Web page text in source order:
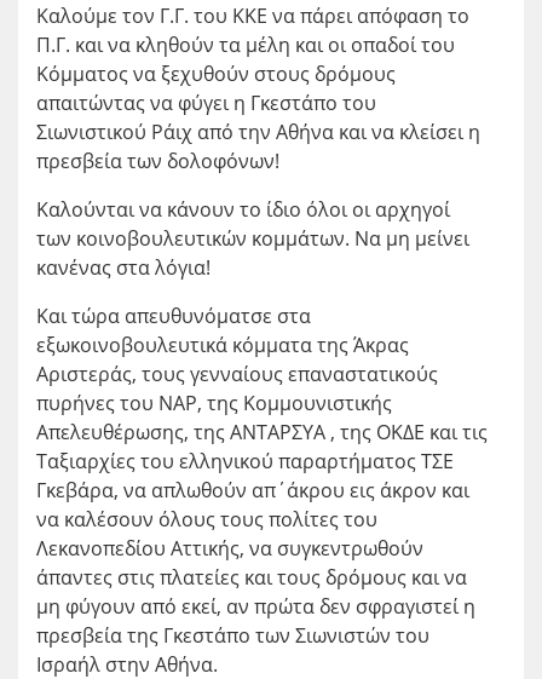
Καλούμε τον Γ.Γ. του ΚΚΕ να πάρει απόφαση το
Π.Γ. και να κληθούν τα μέλη και οι οπαδοί του
Κόμματος να ξεχυθούν στους δρόμους
απαιτώντας να φύγει η Γκεστάπο του
Σιωνιστικού Ράιχ από την Αθήνα και να κλείσει η
πρεσβεία των δολοφόνων!
Καλούνται να κάνουν το ίδιο όλοι οι αρχηγοί
των κοινοβουλευτικών κομμάτων. Να μη μείνει
κανένας στα λόγια!
Και τώρα απευθυνόματσε στα
εξωκοινοβουλευτικά κόμματα της Άκρας
Αριστεράς, τους γενναίους επαναστατικούς
πυρήνες του ΝΑΡ, της Κομμουνιστικής
Απελευθέρωσης, της ΑΝΤΑΡΣΥΑ , της ΟΚΔΕ και τις
Ταξιαρχίες του ελληνικού παραρτήματος ΤΣΕ
Γκεβάρα, να απλωθούν απ΄άκρου εις άκρον και
να καλέσουν όλους τους πολίτες του
Λεκανοπεδίου Αττικής, να συγκεντρωθούν
άπαντες στις πλατείες και τους δρόμους και να
μη φύγουν από εκεί, αν πρώτα δεν σφραγιστεί η
πρεσβεία της Γκεστάπο των Σιωνιστών του
Ισραήλ στην Αθήνα.